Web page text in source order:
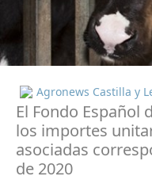
Agronews Castilla y
El Fondo Español
los importes
asociadas
de 2020